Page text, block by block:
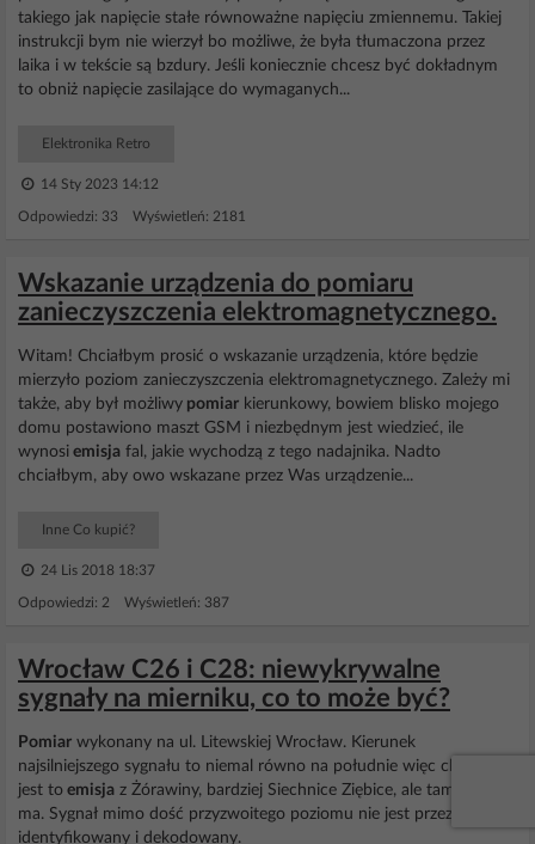
takiego jak napięcie stałe równoważne napięciu zmiennemu. Takiej
instrukcji bym nie wierzył bo możliwe, że była tłumaczona przez
laika i w tekście są bzdury. Jeśli koniecznie chcesz być dokładnym
to obniż napięcie zasilające do wymaganych...
Elektronika Retro
14 Sty 2023 14:12
Odpowiedzi: 33 Wyświetleń: 2181
Wskazanie urządzenia do pomiaru
zanieczyszczenia elektromagnetycznego.
Witam! Chciałbym prosić o wskazanie urządzenia, które będzie
mierzyło poziom zanieczyszczenia elektromagnetycznego. Zależy mi
także, aby był możliwy pomiar kierunkowy, bowiem blisko mojego
domu postawiono maszt GSM i niezbędnym jest wiedzieć, ile
wynosi emisja fal, jakie wychodzą z tego nadajnika. Nadto
chciałbym, aby owo wskazane przez Was urządzenie...
Inne Co kupić?
24 Lis 2018 18:37
Odpowiedzi: 2 Wyświetleń: 387
Wrocław C26 i C28: niewykrywalne
sygnały na mierniku, co to może być?
Pomiar wykonany na ul. Litewskiej Wrocław. Kierunek
najsilniejszego sygnału to niemal równo na południe więc chyba nie
jest to emisja z Żórawiny, bardziej Siechnice Ziębice, ale tam nic nie
ma. Sygnał mimo dość przyzwoitego poziomu nie jest przez miernik
identyfikowany i dekodowany.